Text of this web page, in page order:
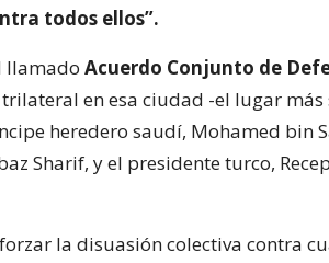
todos ellos”.
llamado Acuerdo Conjunto de
en esa ciudad -el lugar más
heredero saudí, Mohamed bin
Sharif, y el presidente turco,
la disuasión colectiva contra